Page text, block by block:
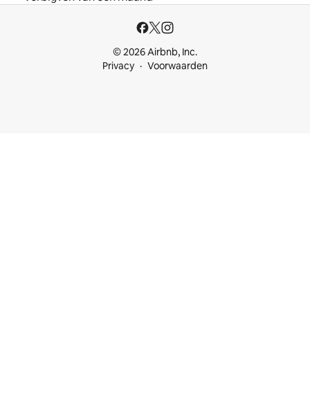
© 2026 Airbnb, Inc.
Privacy
Voorwaarden